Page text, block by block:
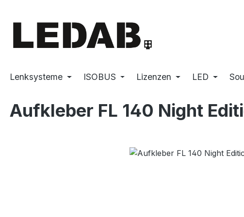
Lenksysteme ISOBUS Lizenzen LED
Aufkleber FL 140 Night